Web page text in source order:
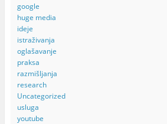
google
huge media
ideje
istraživanja
oglašavanje
praksa
razmišljanja
research
Uncategorized
usluga
youtube